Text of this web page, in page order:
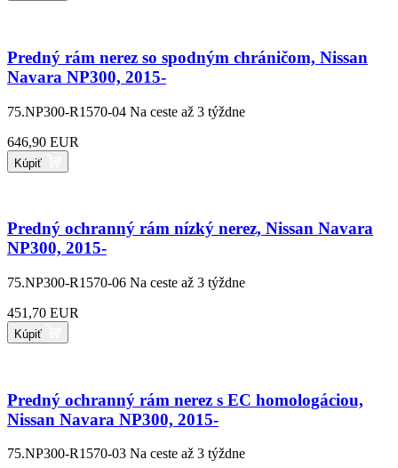
Predný rám nerez so spodným chráničom, Nissan
Navara NP300, 2015-
75.NP300-R1570-04 Na ceste až 3 týždne
646,90 EUR
Kúpiť
Predný ochranný rám nízký nerez, Nissan Navara
NP300, 2015-
75.NP300-R1570-06 Na ceste až 3 týždne
451,70 EUR
Kúpiť
Predný ochranný rám nerez s EC homologáciou,
Nissan Navara NP300, 2015-
75.NP300-R1570-03 Na ceste až 3 týždne